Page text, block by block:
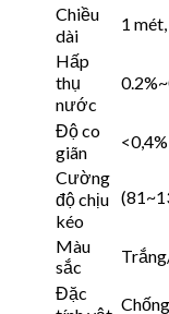
Chiều
dài
1
Hấp
thụ
nước
Độ co
giãn
<0,4%
Cường
độ chịu
kéo
Màu
sắc
Đặc